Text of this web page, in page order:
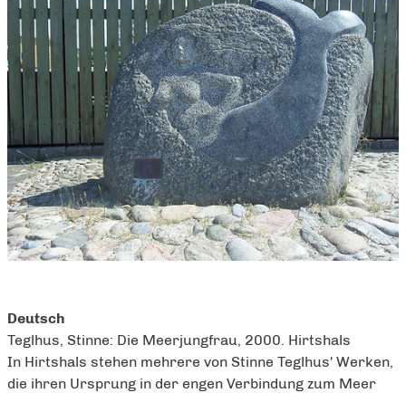
Deutsch
Teglhus, Stinne: Die Meerjungfrau, 2000. Hirtshals
In Hirtshals stehen mehrere von Stinne Teglhus' Werken,
die ihren Ursprung in der engen Verbindung zum Meer